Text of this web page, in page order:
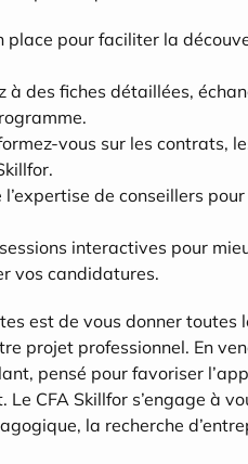
place pour faciliter la
à des fiches détaillées,
vous sur les contrats,
l’expertise de conseillers
interactives pour
vos candidatures.
est de vous donner toutes
projet professionnel. En
pensé pour favoriser
CFA Skillfor s’engage à
la recherche